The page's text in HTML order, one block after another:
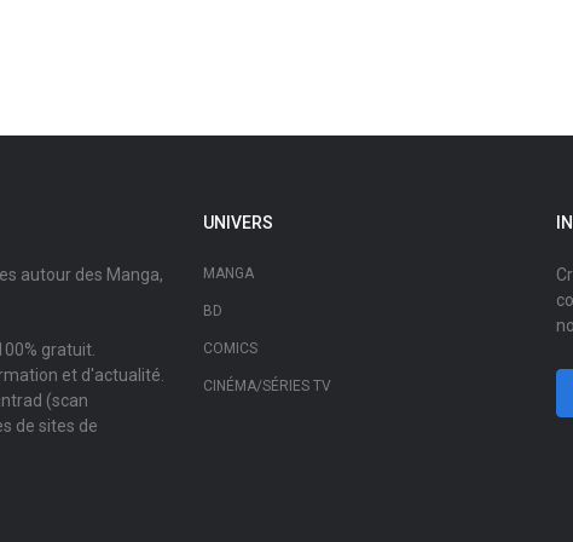
autour des Manga,
gratuit.
et d'actualité.
(scan
de sites de
UNIVERS
MANGA
BD
COMICS
CINÉMA/SÉRIES TV